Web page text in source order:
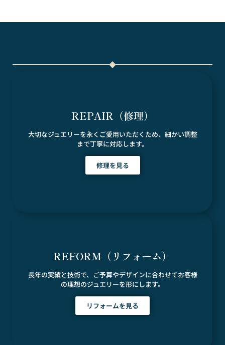
REPAIR（修理）
大切なジュエリーを永くご愛用いただくため、細かい調整
まで丁寧に対応します。
修理を見る
REFORM（リフォーム）
長年の実績と技術で、ご予算やデザインに合わせてお客様
の理想のジュエリーを形にします。
リフォームを見る